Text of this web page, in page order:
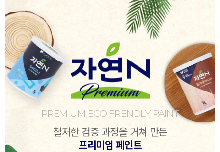
PREMIUM ECO FRENDLY PAINT
철저한 검증 과정을 거쳐 만든
프리미엄 페인트